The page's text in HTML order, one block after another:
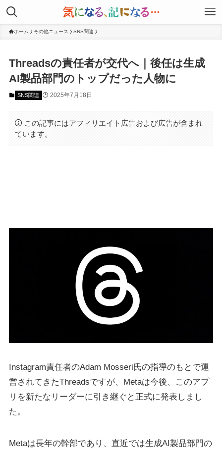
ホーム その他ニュース SNS関連
Threadsの責任者が交代へ｜後任は生成
AI製品部門のトップだった人物に
SNS関連 2025年7月18日
この記事にはアフィリエイト広告および広告が含まれ
ています。
Instagram責任者のAdam Mosseri氏の指導のもとで運
営されてきたThreadsですが、Metaは今後、このアプ
リを新たなリーダーに引き継ぐと正式に発表しまし
た。
Metaは長年の幹部であり、直近では生成AI製品部門の